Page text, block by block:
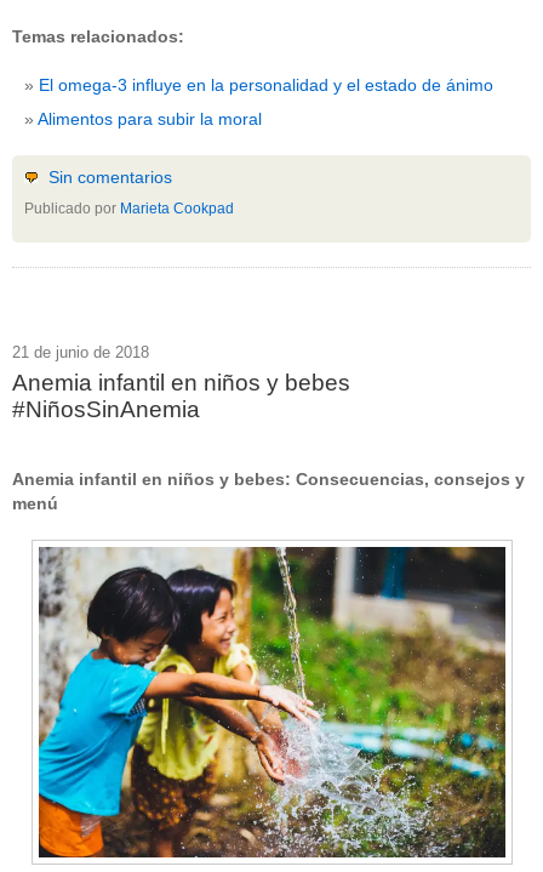
corazon(1)
dietas(10)
embarazo
nutricion(3)
obesidad(12)
Sin categoría(438)
vitaminas(10)
RSS - Entradas
ADMINISTRAR
Temas relacionados:
El omega-3 influye en la personalidad y el estado de ánimo
Alimentos para subir la moral
Sin comentarios
Publicado por Marieta Cookpad
21 de junio de 2018
Anemia infantil en niños y bebes
#NiñosSinAnemia
Anemia infantil en niños y bebes: Consecuencias, consejos y
menú